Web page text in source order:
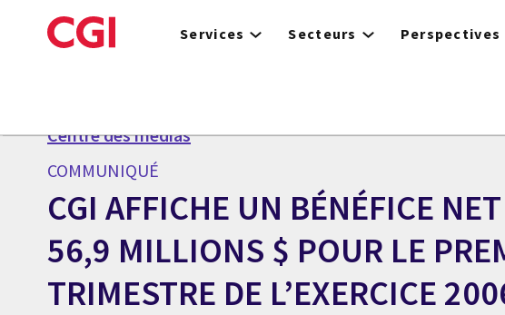
to
Services Secteurs Perspectives
Centre des médias
COMMUNIQUÉ
CGI AFFICHE UN BÉNÉFICE
56,9 MILLIONS $ POUR LE
TRIMESTRE DE L’EXERCICE